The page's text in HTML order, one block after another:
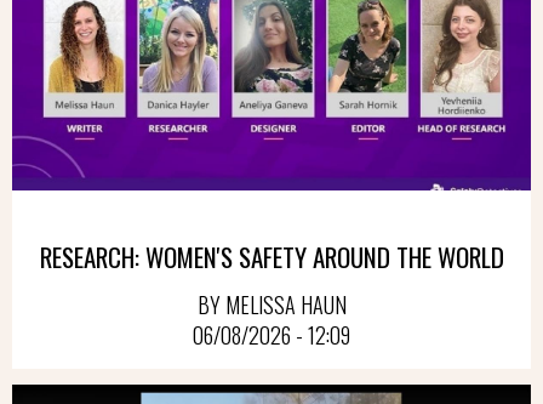
RESEARCH: WOMEN'S SAFETY AROUND THE WORLD
BY MELISSA HAUN
06/08/2026 - 12:09